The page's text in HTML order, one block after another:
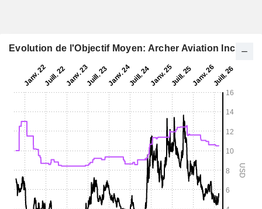
Evolution de l'Objectif Moyen: Archer Aviation Inc.